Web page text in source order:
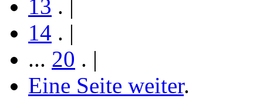
13 . |
14 . |
... 20 . |
Eine Seite weiter.